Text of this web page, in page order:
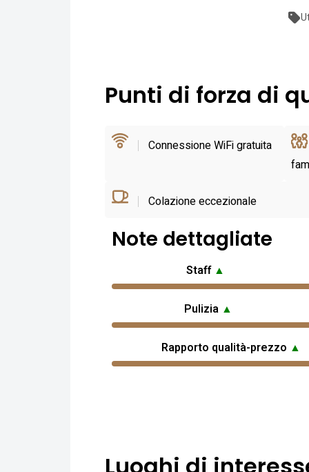
Punti di forza di
Connessione WiFi gratuita
Colazione eccezionale
Note dettagliate
Staff ▲
Pulizia ▲
Rapporto qualità-prezzo ▲